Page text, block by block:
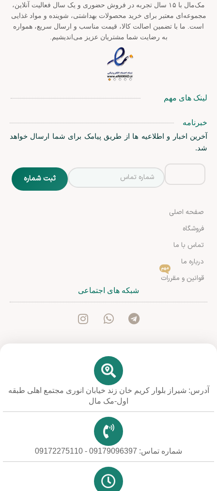
مک‌مال با ۱۵ سال تجربه در فروش حضوری و یک سال فعالیت آنلاین،
مجموعه‌ای معتبر برای خرید محصولات بهداشتی، شوینده و مواد غذایی
است. ما با تضمین اصالت کالا، قیمت مناسب و ارسال سریع، همواره
به رضایت شما مشتریان عزیز می‌اندیشیم.
لینک های مهم
خبرنامه
آخرین اخبار و اطلاعیه ها از طریق پیامک برای شما ارسال خواهد
شد.
صفحه اصلی
فروشگاه
تماس با ما
درباره ما
قوانین و مقررات
مهم
شبکه های اجتماعی
آدرس: شیراز بلوار کریم خان زند خیابان انوری مجتمع اهلی طبقه
اول-مک مال
شماره تماس: 09179096397 - 09172275110